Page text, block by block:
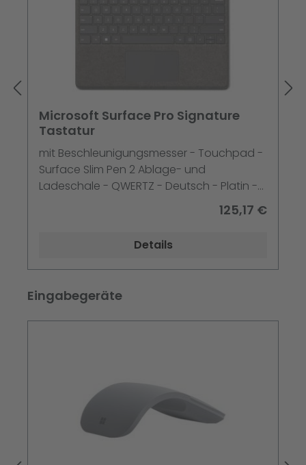
Microsoft Surface Pro Signature
Tastatur
mit Beschleunigungsmesser - Touchpad -
Surface Slim Pen 2 Ablage- und
Ladeschale - QWERTZ - Deutsch - Platin -
für Surface Pro 10 - Pro 8 - Pro 9 - Pro X -
125,17 €
Details
Produktgalerie überspringen
Eingabegeräte